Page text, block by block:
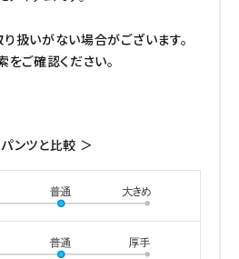
扱いがない場合がございます。
ご確認ください。
ンツと比較 ＞